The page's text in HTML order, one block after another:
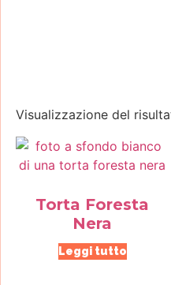
Visualizzazione del
Torta Foresta
Nera
Leggi tutto